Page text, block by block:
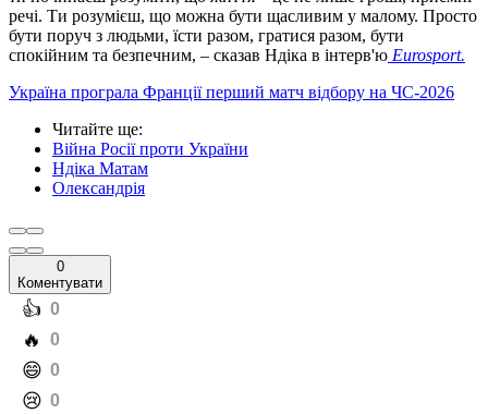
речі. Ти розумієш, що можна бути щасливим у малому. Просто
бути поруч з людьми, їсти разом, гратися разом, бути
спокійним та безпечним, – сказав Ндіка в інтерв'ю Еurosport.
Україна програла Франції перший матч відбору на ЧС-2026
Читайте ще:
Війна Росії проти України
Ндіка Матам
Олександрія
0
Коментувати
️👍 0
️🔥 0
️😄 0
️😢 0